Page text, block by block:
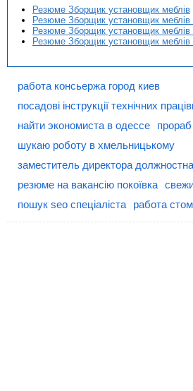
Резюме Зборщик установщик меблів
Резюме Зборщик установщик меблів
Резюме Зборщик установщик меблів
Резюме Зборщик установщик
работа консьержа город киев
посадові інструкції технічних
найти экономиста в одессе
шукаю роботу в хмельницькому
заместитель директора
резюме на вакансію покоївка
пошук seo спеціаліста
работа